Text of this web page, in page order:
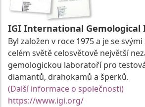
IGI International
Byl založen v roce 1975 a je se
celém světě celosvětově největší
gemologickou laboratoří pro
diamantů, drahokamů a šperků.
(Další informace o společnosti)
https://www.igi.org/